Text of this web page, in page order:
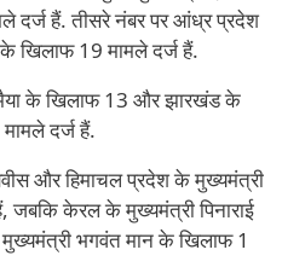
दर्ज हैं. तीसरे नंबर पर आंध्र प्रदेश
खिलाफ 19 मामले दर्ज हैं.
के खिलाफ 13 और झारखंड के
दर्ज हैं.
और हिमाचल प्रदेश के मुख्यमंत्री
जबकि केरल के मुख्यमंत्री पिनाराई
भगवंत मान के खिलाफ 1